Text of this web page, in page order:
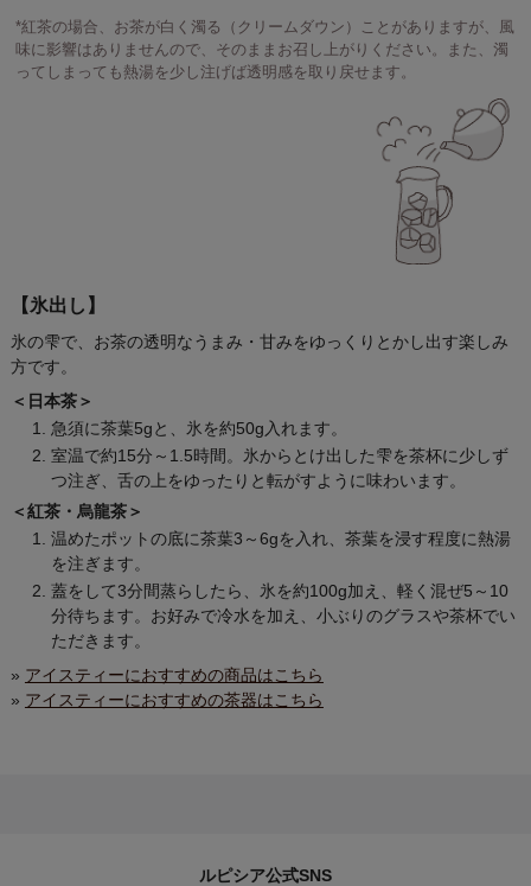
*紅茶の場合、お茶が白く濁る（クリームダウン）ことがありますが、風
味に影響はありませんので、そのままお召し上がりください。また、濁
ってしまっても熱湯を少し注げば透明感を取り戻せます。
【氷出し】
氷の雫で、お茶の透明なうまみ・甘みをゆっくりとかし出す楽しみ
方です。
＜日本茶＞
急須に茶葉5gと、氷を約50g入れます。
室温で約15分～1.5時間。氷からとけ出した雫を茶杯に少しず
つ注ぎ、舌の上をゆったりと転がすように味わいます。
＜紅茶・烏龍茶＞
温めたポットの底に茶葉3～6gを入れ、茶葉を浸す程度に熱湯
を注ぎます。
蓋をして3分間蒸らしたら、氷を約100g加え、軽く混ぜ5～10
分待ちます。お好みで冷水を加え、小ぶりのグラスや茶杯でい
ただきます。
» アイスティーにおすすめの商品はこちら
» アイスティーにおすすめの茶器はこちら
ルピシア公式SNS